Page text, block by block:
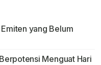
yang Belum
Menguat Hari